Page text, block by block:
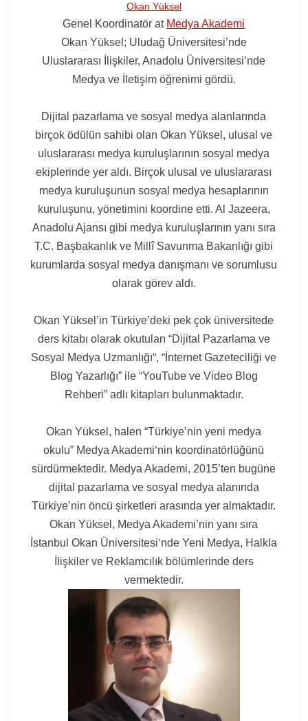
Okan Yüksel
Genel Koordinatör at Medya Akademi
Okan Yüksel; Uludağ Üniversitesi’nde
Uluslararası İlişkiler, Anadolu Üniversitesi’nde
Medya ve İletişim öğrenimi gördü.
Dijital pazarlama ve sosyal medya alanlarında
birçok ödülün sahibi olan Okan Yüksel, ulusal ve
uluslararası medya kuruluşlarının sosyal medya
ekiplerinde yer aldı. Birçok ulusal ve uluslararası
medya kuruluşunun sosyal medya hesaplarının
kuruluşunu, yönetimini koordine etti. Al Jazeera,
Anadolu Ajansı gibi medya kuruluşlarının yanı sıra
T.C. Başbakanlık ve Millî Savunma Bakanlığı gibi
kurumlarda sosyal medya danışmanı ve sorumlusu
olarak görev aldı.
Okan Yüksel’in Türkiye’deki pek çok üniversitede
ders kitabı olarak okutulan “Dijital Pazarlama ve
Sosyal Medya Uzmanlığı“, “İnternet Gazeteciliği ve
Blog Yazarlığı” ile “YouTube ve Video Blog
Rehberi” adlı kitapları bulunmaktadır.
Okan Yüksel, halen “Türkiye’nin yeni medya
okulu” Medya Akademi‘nin koordinatörlüğünü
sürdürmektedir. Medya Akademi, 2015’ten bugüne
dijital pazarlama ve sosyal medya alanında
Türkiye’nin öncü şirketleri arasında yer almaktadır.
Okan Yüksel, Medya Akademi’nin yanı sıra
İstanbul Okan Üniversitesi‘nde Yeni Medya, Halkla
İlişkiler ve Reklamcılık bölümlerinde ders
vermektedir.